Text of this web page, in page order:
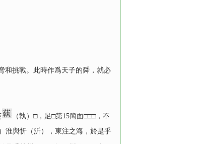
挑戰。此時作爲天子的舜，就必
（執）□，足□第15簡面□□□，不
淮與忻（沂），東注之海，於是乎